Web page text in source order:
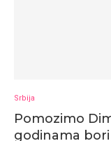
Srbija
Pomozimo
godinama